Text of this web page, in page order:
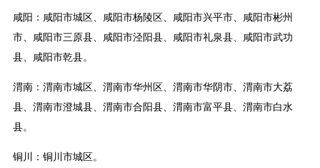
咸阳：咸阳市城区、咸阳市杨陵区、咸阳市兴平市、咸阳市彬州
市、咸阳市三原县、咸阳市泾阳县、咸阳市礼泉县、咸阳市武功
县、咸阳市乾县。
渭南：渭南市城区、渭南市华州区、渭南市华阴市、渭南市大荔
县、渭南市澄城县、渭南市合阳县、渭南市富平县、渭南市白水
县。
铜川：铜川市城区。